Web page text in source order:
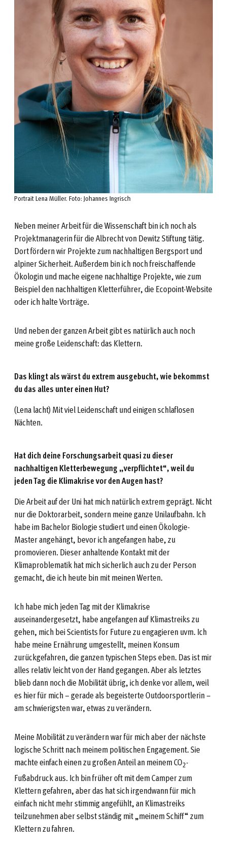
Portrait Lena Müller. Foto: Johannes Ingrisch
Neben meiner Arbeit für die Wissenschaft bin ich noch als
Projektmanagerin für die Albrecht von Dewitz Stiftung tätig.
Dort fördern wir Projekte zum nachhaltigen Bergsport und
alpiner Sicherheit. Außerdem bin ich noch freischaffende
Ökologin und mache eigene nachhaltige Projekte, wie zum
Beispiel den nachhaltigen Kletterführer, die Ecopoint-Website
oder ich halte Vorträge.
Und neben der ganzen Arbeit gibt es natürlich auch noch
meine große Leidenschaft: das Klettern.
Das klingt als wärst du extrem ausgebucht, wie bekommst
du das alles unter einen Hut?
(Lena lacht) Mit viel Leidenschaft und einigen schlaflosen
Nächten.
Hat dich deine Forschungsarbeit quasi zu dieser
nachhaltigen Kletterbewegung „verpflichtet“, weil du
jeden Tag die Klimakrise vor den Augen hast?
Die Arbeit auf der Uni hat mich natürlich extrem geprägt. Nicht
nur die Doktorarbeit, sondern meine ganze Unilaufbahn. Ich
habe im Bachelor Biologie studiert und einen Ökologie-
Master angehängt, bevor ich angefangen habe, zu
promovieren. Dieser anhaltende Kontakt mit der
Klimaproblematik hat mich sicherlich auch zu der Person
gemacht, die ich heute bin mit meinen Werten.
Ich habe mich jeden Tag mit der Klimakrise
auseinandergesetzt, habe angefangen auf Klimastreiks zu
gehen, mich bei Scientists for Future zu engagieren uvm. Ich
habe meine Ernährung umgestellt, meinen Konsum
zurückgefahren, die ganzen typischen Steps eben. Das ist mir
alles relativ leicht von der Hand gegangen. Aber als letztes
blieb dann noch die Mobilität übrig, ich denke vor allem, weil
es hier für mich – gerade als begeisterte Outdoorsportlerin –
am schwierigsten war, etwas zu verändern.
Meine Mobilität zu verändern war für mich aber der nächste
logische Schritt nach meinem politischen Engagement. Sie
machte einfach einen zu großen Anteil an meinem CO2-
Fußabdruck aus. Ich bin früher oft mit dem Camper zum
Klettern gefahren, aber das hat sich irgendwann für mich
einfach nicht mehr stimmig angefühlt, an Klimastreiks
teilzunehmen aber selbst ständig mit „meinem Schiff“ zum
Klettern zu fahren.